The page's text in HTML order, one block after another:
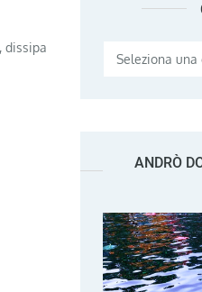
dissipa
Categorie
ANDRÒ